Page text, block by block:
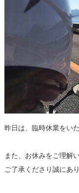
昨日は、臨時休業をい
また、お休みをご理解
ご了承くださり誠にあ